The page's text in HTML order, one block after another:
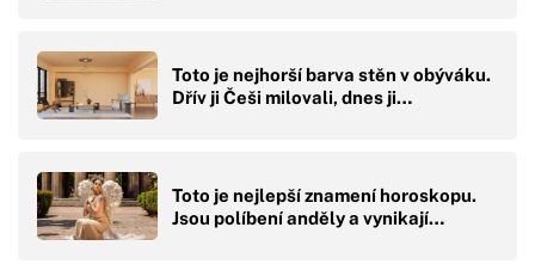
Toto je nejhorší barva stěn v obýváku.
Dřív ji Češi milovali, dnes ji…
Toto je nejlepší znamení horoskopu.
Jsou políbení anděly a vynikají…